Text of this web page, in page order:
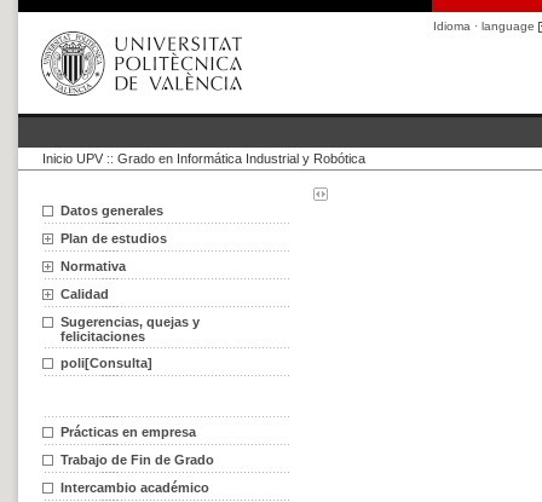
Idioma · language
Inicio UPV :: Grado en Informática Industrial y Robótica
Datos generales
Plan de estudios
Normativa
Calidad
Sugerencias, quejas y
felicitaciones
poli[Consulta]
Prácticas en empresa
Trabajo de Fin de Grado
Intercambio académico